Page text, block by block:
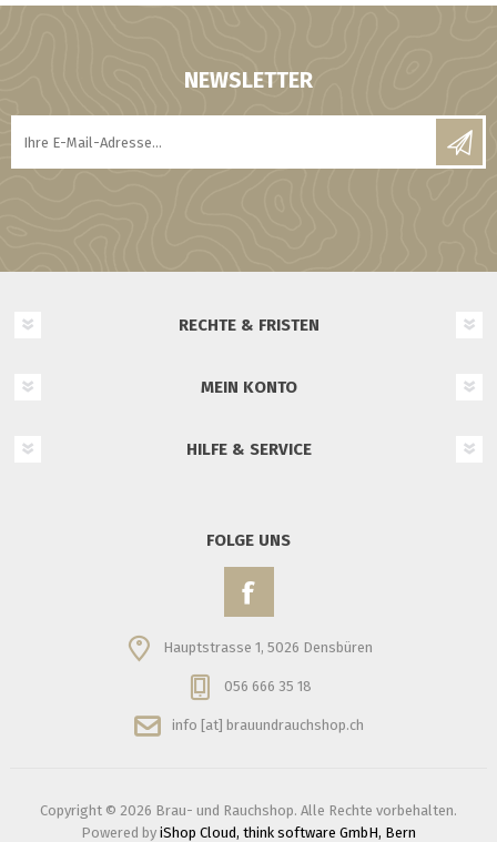
NEWSLETTER
RECHTE & FRISTEN
MEIN KONTO
HILFE & SERVICE
FOLGE UNS
Hauptstrasse 1, 5026 Densbüren
056 666 35 18
info [at] brauundrauchshop.ch
Copyright © 2026 Brau- und Rauchshop. Alle Rechte vorbehalten.
Powered by iShop Cloud, think software GmbH, Bern